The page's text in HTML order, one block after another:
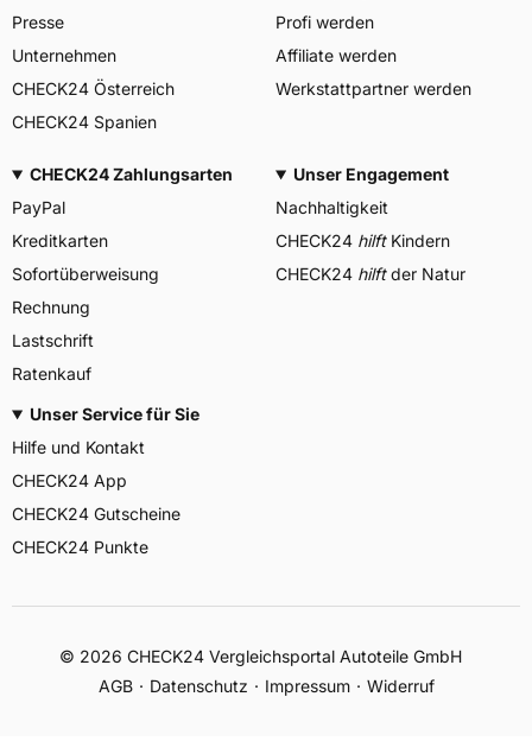
Presse
Unternehmen
CHECK24 Österreich
CHECK24 Spanien
Profi werden
Affiliate werden
Werkstattpartner werden
CHECK24 Zahlungsarten
PayPal
Kreditkarten
Sofortüberweisung
Rechnung
Lastschrift
Ratenkauf
Unser Engagement
Nachhaltigkeit
CHECK24 hilftKindern
CHECK24 hilftder Natur
Unser Service für Sie
Hilfe und Kontakt
CHECK24 App
CHECK24 Gutscheine
CHECK24 Punkte
© 2026 CHECK24 Vergleichsportal Autoteile GmbH
AGB
Datenschutz Impressum Widerruf